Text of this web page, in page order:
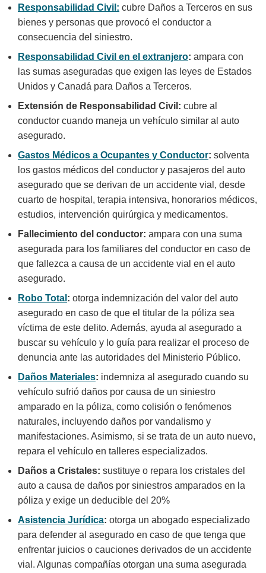
Responsabilidad Civil: cubre Daños a Terceros en sus
bienes y personas que provocó el conductor a
consecuencia del siniestro.
Responsabilidad Civil en el extranjero: ampara con
las sumas aseguradas que exigen las leyes de Estados
Unidos y Canadá para Daños a Terceros.
Extensión de Responsabilidad Civil: cubre al
conductor cuando maneja un vehículo similar al auto
asegurado.
Gastos Médicos a Ocupantes y Conductor: solventa
los gastos médicos del conductor y pasajeros del auto
asegurado que se derivan de un accidente vial, desde
cuarto de hospital, terapia intensiva, honorarios médicos,
estudios, intervención quirúrgica y medicamentos.
Fallecimiento del conductor: ampara con una suma
asegurada para los familiares del conductor en caso de
que fallezca a causa de un accidente vial en el auto
asegurado.
Robo Total : otorga indemnización del valor del auto
asegurado en caso de que el titular de la póliza sea
víctima de este delito. Además, ayuda al asegurado a
buscar su vehículo y lo guía para realizar el proceso de
denuncia ante las autoridades del Ministerio Público.
Daños Materiales: indemniza al asegurado cuando su
vehículo sufrió daños por causa de un siniestro
amparado en la póliza, como colisión o fenómenos
naturales, incluyendo daños por vandalismo y
manifestaciones. Asimismo, si se trata de un auto nuevo,
repara el vehículo en talleres especializados.
Daños a Cristales: sustituye o repara los cristales del
auto a causa de daños por siniestros amparados en la
póliza y exige un deducible del 20%
Asistencia Jurídica: otorga un abogado especializado
para defender al asegurado en caso de que tenga que
enfrentar juicios o cauciones derivados de un accidente
vial. Algunas compañías otorgan una suma asegurada